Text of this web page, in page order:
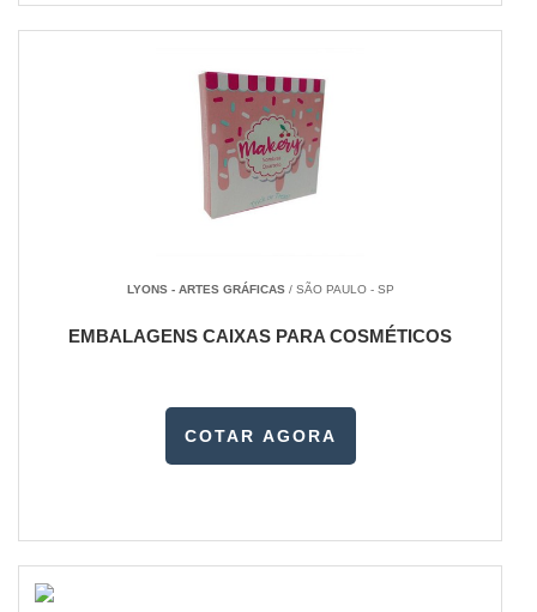
LYONS - ARTES GRÁFICAS/ SÃO PAULO - SP
EMBALAGENS CAIXAS PARA COSMÉTICOS
COTAR AGORA